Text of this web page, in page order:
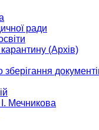
ради
(Архів)
зберігання
Мечникова